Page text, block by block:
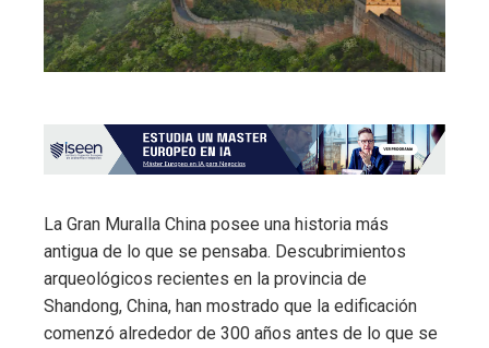
La Gran Muralla China posee una historia más
antigua de lo que se pensaba. Descubrimientos
arqueológicos recientes en la provincia de
Shandong, China, han mostrado que la edificación
comenzó alrededor de 300 años antes de lo que se